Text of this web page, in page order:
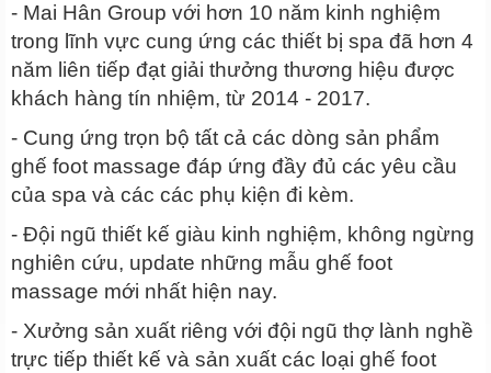
- Mai Hân Group với hơn 10 năm kinh nghiệm
trong lĩnh vực cung ứng các thiết bị spa đã hơn 4
năm liên tiếp đạt giải thưởng thương hiệu được
khách hàng tín nhiệm, từ 2014 - 2017.
- Cung ứng trọn bộ tất cả các dòng sản phẩm
ghế foot massage đáp ứng đầy đủ các yêu cầu
của spa và các các phụ kiện đi kèm.
- Đội ngũ thiết kế giàu kinh nghiệm, không ngừng
nghiên cứu, update những mẫu ghế foot
massage mới nhất hiện nay.
- Xưởng sản xuất riêng với đội ngũ thợ lành nghề
trực tiếp thiết kế và sản xuất các loại ghế foot